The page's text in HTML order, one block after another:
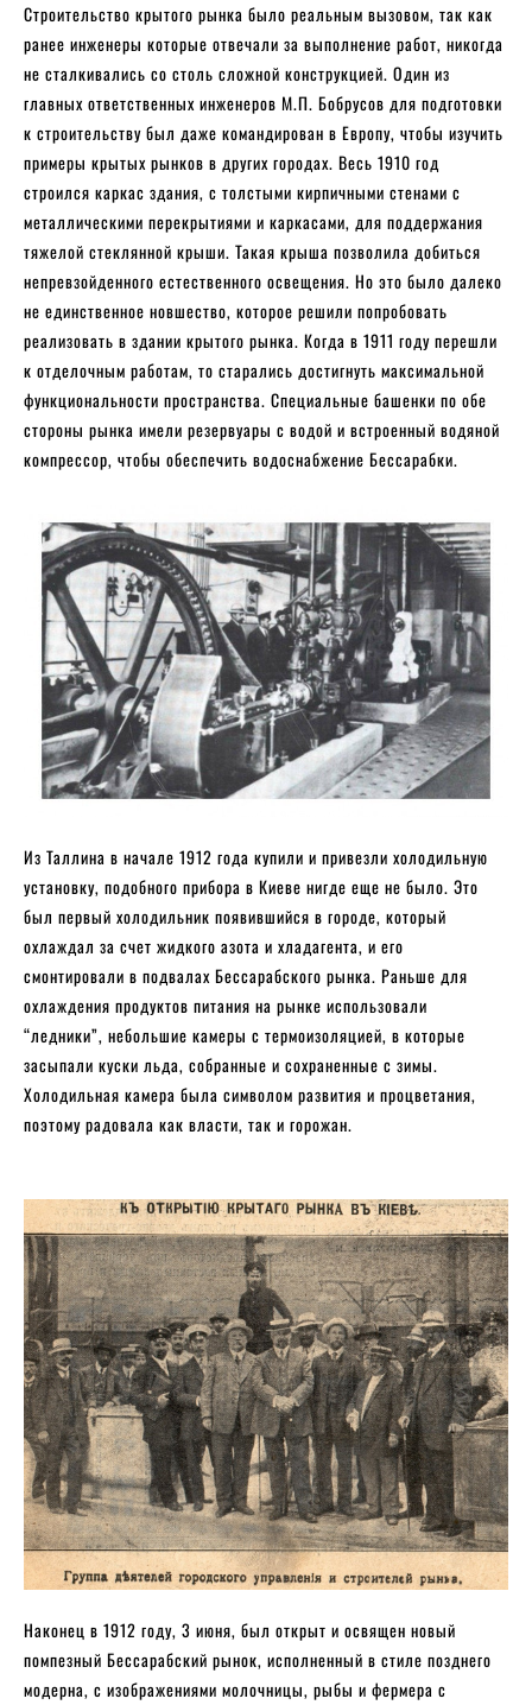
Строительство крытого рынка было реальным вызовом, так как
ранее инженеры которые отвечали за выполнение работ, никогда
не сталкивались со столь сложной конструкцией. Один из
главных ответственных инженеров М.П. Бобрусов для подготовки
к строительству был даже командирован в Европу, чтобы изучить
примеры крытых рынков в других городах. Весь 1910 год
строился каркас здания, с толстыми кирпичными стенами с
металлическими перекрытиями и каркасами, для поддержания
тяжелой стеклянной крыши. Такая крыша позволила добиться
непревзойденного естественного освещения. Но это было далеко
не единственное новшество, которое решили попробовать
реализовать в здании крытого рынка. Когда в 1911 году перешли
к отделочным работам, то старались достигнуть максимальной
функциональности пространства. Специальные башенки по обе
стороны рынка имели резервуары с водой и встроенный водяной
компрессор, чтобы обеспечить водоснабжение Бессарабки.
Из Таллина в начале 1912 года купили и привезли холодильную
установку, подобного прибора в Киеве нигде еще не было. Это
был первый холодильник появившийся в городе, который
охлаждал за счет жидкого азота и хладагента, и его
смонтировали в подвалах Бессарабского рынка. Раньше для
охлаждения продуктов питания на рынке использовали
“ледники”, небольшие камеры с термоизоляцией, в которые
засыпали куски льда, собранные и сохраненные с зимы.
Холодильная камера была символом развития и процветания,
поэтому радовала как власти, так и горожан.
Наконец в 1912 году, 3 июня, был открыт и освящен новый
помпезный Бессарабский рынок, исполненный в стиле позднего
модерна, с изображениями молочницы, рыбы и фермера с